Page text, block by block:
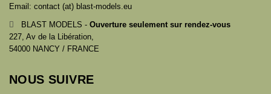
Email: contact (at) blast-models.eu
BLAST MODELS - Ouverture seulement sur rendez-vous
227, Av de la Libération,
54000 NANCY / FRANCE
NOUS SUIVRE